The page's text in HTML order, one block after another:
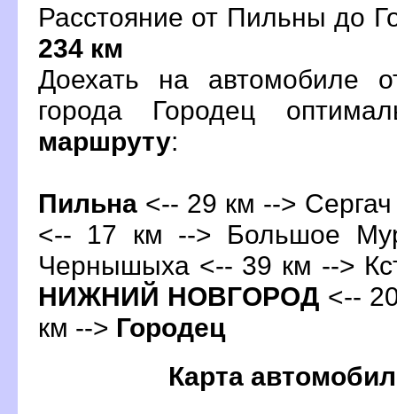
Расстояние от Пильны до
234 км
Доехать на автомобиле
орода Городец
маршруту:
Пильна <-- 29 км -->
<-- 17 км --> Большое
Чернышыха <-- 39 км -->
НИЖНИЙ НОВГОРОД <--
км --> Городец
Карта